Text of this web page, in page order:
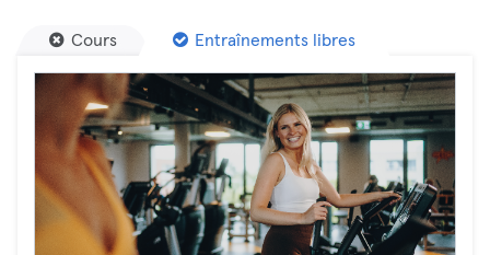
Cours Entraînements libres